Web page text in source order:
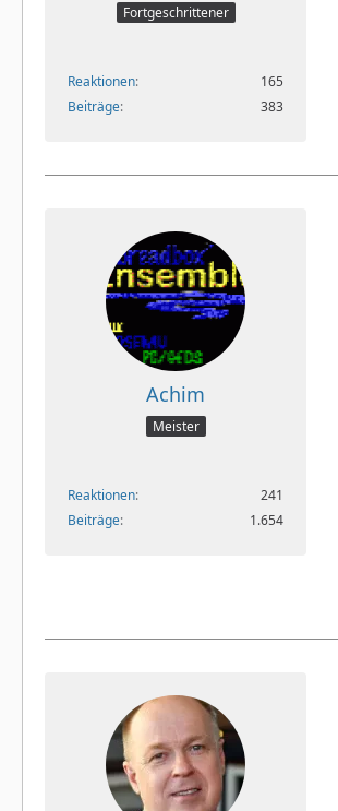
Fortgeschrittener
Reaktionen
165
Beiträge
383
Achim
Meister
Reaktionen
241
Beiträge
1.654